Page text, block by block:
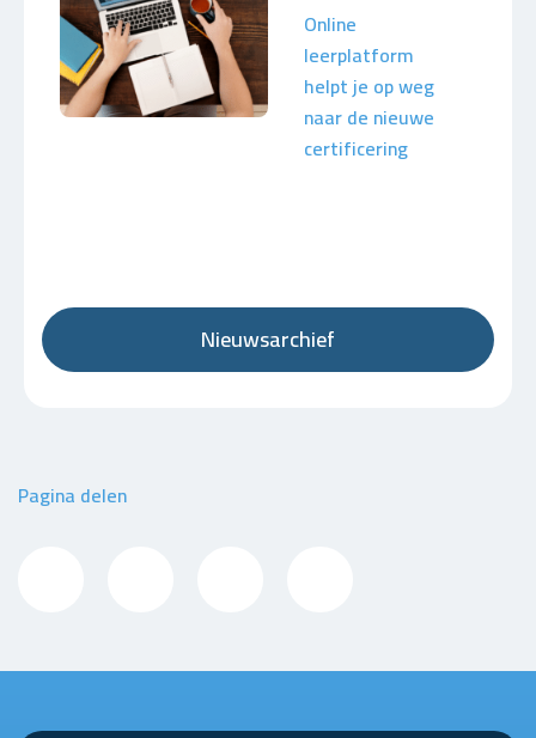
Online
leerplatform
helpt je op weg
naar de nieuwe
certificering
Nieuwsarchief
Pagina delen